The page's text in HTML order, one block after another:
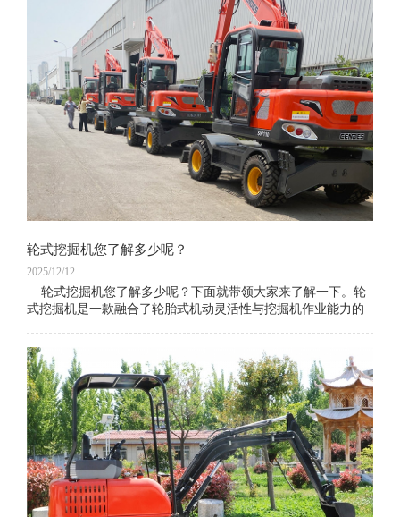
轮式挖掘机您了解多少呢？
2025/12/12
轮式挖掘机您了解多少呢？下面就带领大家来了解一下。轮
式挖掘机是一款融合了轮胎式机动灵活性与挖掘机作业能力的